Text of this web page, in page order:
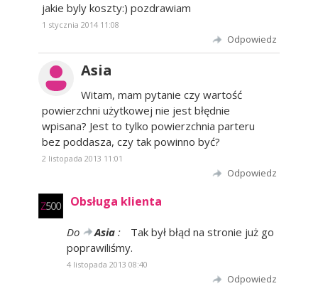
jakie byly koszty:) pozdrawiam
1 stycznia 2014 11:08
Odpowiedz
Asia
Witam, mam pytanie czy wartość
powierzchni użytkowej nie jest błędnie
wpisana? Jest to tylko powierzchnia parteru
bez poddasza, czy tak powinno być?
2 listopada 2013 11:01
Odpowiedz
Obsługa klienta
Do Asia :
Tak był błąd na stronie już go
poprawiliśmy.
4 listopada 2013 08:40
Odpowiedz